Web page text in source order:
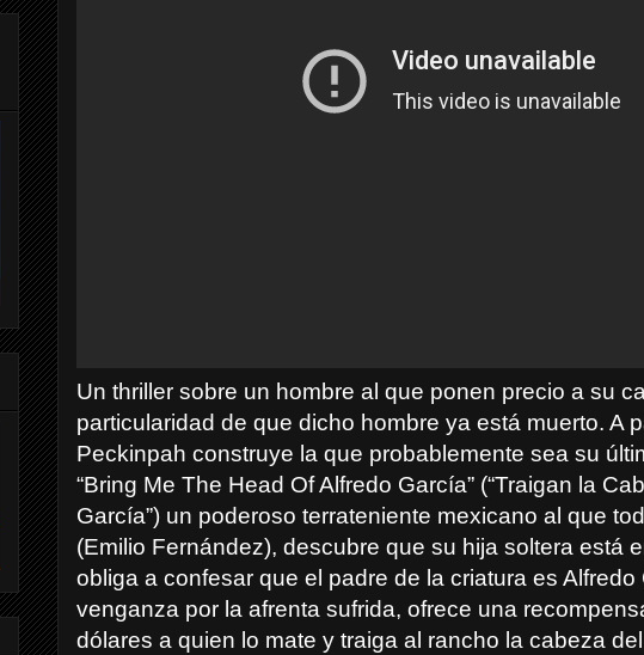
Un thriller sobre un hombre al que ponen precio a su
particularidad de que dicho hombre ya está muerto. A
Peckinpah construye la que probablemente sea su
“Bring Me The Head Of Alfredo García” (“Traigan la
García”) un poderoso terrateniente mexicano al que
(Emilio Fernández), descubre que su hija soltera está
obliga a confesar que el padre de la criatura es Alfredo
venganza por la afrenta sufrida, ofrece una
dólares a quien lo mate y traiga al rancho la cabeza